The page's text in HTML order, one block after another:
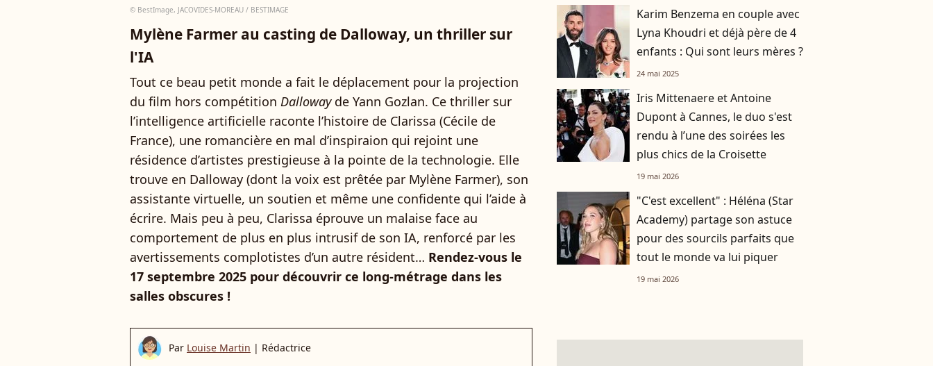
© BestImage, JACOVIDES-MOREAU / BESTIMAGE
Mylène Farmer au casting de Dalloway, un thriller sur
l'IA
Tout ce beau petit monde a fait le déplacement pour la projection
du film hors compétition Dallowayde Yann Gozlan. Ce thriller sur
l’intelligence artificielle raconte l’histoire de Clarissa (Cécile de
France), une romancière en mal d’inspiraion qui rejoint une
résidence d’artistes prestigieuse à la pointe de la technologie. Elle
trouve en Dalloway (dont la voix est prêtée par Mylène Farmer), son
assistante virtuelle, un soutien et même une confidente qui l’aide à
écrire. Mais peu à peu, Clarissa éprouve un malaise face au
comportement de plus en plus intrusif de son IA, renforcé par les
avertissements complotistes d’un autre résident… Rendez-vous le
17 septembre 2025 pour découvrir ce long-métrage dans les
salles obscures !
Par Louise Martin | Rédactrice
Karim Benzema en couple avec
Lyna Khoudri et déjà père de 4
enfants : Qui sont leurs mères ?
24 mai 2025
Iris Mittenaere et Antoine
Dupont à Cannes, le duo s'est
rendu à l’une des soirées les
plus chics de la Croisette
19 mai 2026
"C'est excellent" : Héléna (Star
Academy) partage son astuce
pour des sourcils parfaits que
tout le monde va lui piquer
19 mai 2026